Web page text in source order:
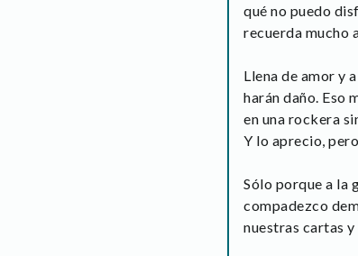
qué no puedo
recuerda mucho
Llena de amor y
harán daño. Eso
en una rockera
Y lo aprecio,
Sólo porque a la
compadezco
nuestras cartas